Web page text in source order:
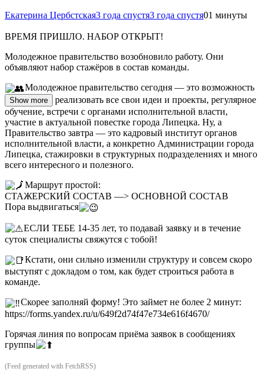
Екатерина Цербстская3 года спустя3 года спустя01 минуты
ВРЕМЯ ПРИШЛО. НАБОР ОТКРЫТ!
Молодежное правительство возобновило работу. Они
объявляют набор стажёров в состав команды.
Молодежное правительство сегодня — это возможность
Show more
реализовать все свои идеи и проекты, регулярное
обучение, встречи с органами исполнительной власти,
участие в актуальной повестке города Липецка. Ну, а
Правительство завтра — это кадровый институт органов
исполнительной власти, а конкретно Администрации города
Липецка, стажировки в структурных подразделениях и много
всего интересного и полезного.
Маршрут простой:
СТАЖЕРСКИЙ СОСТАВ —> ОСНОВНОЙ СОСТАВ
Пора выдвигаться
ЕСЛИ ТЕБЕ 14-35 лет, то подавай заявку и в течение
суток специалисты свяжутся с тобой!
Кстати, они сильно изменили структуру и совсем скоро
выступят с докладом о том, как будет строиться работа в
команде.
Скорее заполняй форму! Это займет не более 2 минут:
https://forms.yandex.ru/u/649f2d74f47e734e616f4670/
Горячая линия по вопросам приёма заявок в сообщениях
группы
(Feed generated with FetchRSS)